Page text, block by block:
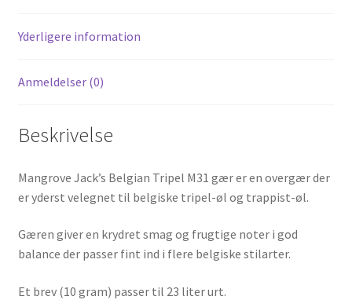
Yderligere information
Anmeldelser (0)
Beskrivelse
Mangrove Jack’s Belgian Tripel M31 gær er en overgær der
er yderst velegnet til belgiske tripel-øl og trappist-øl.
Gæren giver en krydret smag og frugtige noter i god
balance der passer fint ind i flere belgiske stilarter.
Et brev (10 gram) passer til 23 liter urt.